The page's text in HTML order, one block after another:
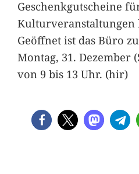
Geschenkgutscheine
Kulturveranstaltungen
Geöffnet ist das Büro
Montag, 31. Dezember
von 9 bis 13 Uhr. (hir)